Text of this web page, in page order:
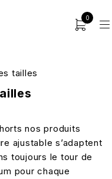
0
tailles
nos produits
ajustable s’adaptent
toujours le tour de
pour chaque